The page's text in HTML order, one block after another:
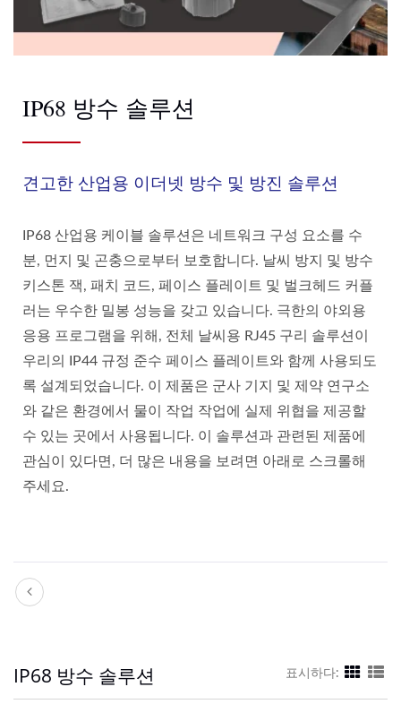
IP68 방수 솔루션
견고한 산업용 이더넷 방수 및 방진 솔루션
IP68 산업용 케이블 솔루션은 네트워크 구성 요소를 수
분, 먼지 및 곤충으로부터 보호합니다. 날씨 방지 및 방수
키스톤 잭, 패치 코드, 페이스 플레이트 및 벌크헤드 커플
러는 우수한 밀봉 성능을 갖고 있습니다. 극한의 야외용
응용 프로그램을 위해, 전체 날씨용 RJ45 구리 솔루션이
우리의 IP44 규정 준수 페이스 플레이트와 함께 사용되도
록 설계되었습니다. 이 제품은 군사 기지 및 제약 연구소
와 같은 환경에서 물이 작업 작업에 실제 위협을 제공할
수 있는 곳에서 사용됩니다. 이 솔루션과 관련된 제품에
관심이 있다면, 더 많은 내용을 보려면 아래로 스크롤해
주세요.
IP68 방수 솔루션 표시하다: